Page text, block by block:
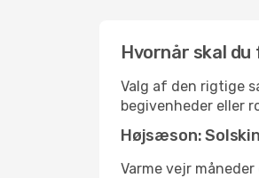
Hvornår skal
Valg af den rigtige
begivenheder eller
Højsæson:
Varme vejr